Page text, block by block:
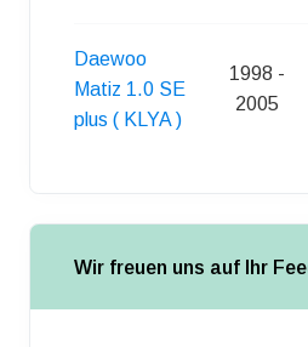
Daewoo
Matiz 1.0 SE
plus ( KLYA )
1998 -
2005
Wir freuen uns auf Ihr